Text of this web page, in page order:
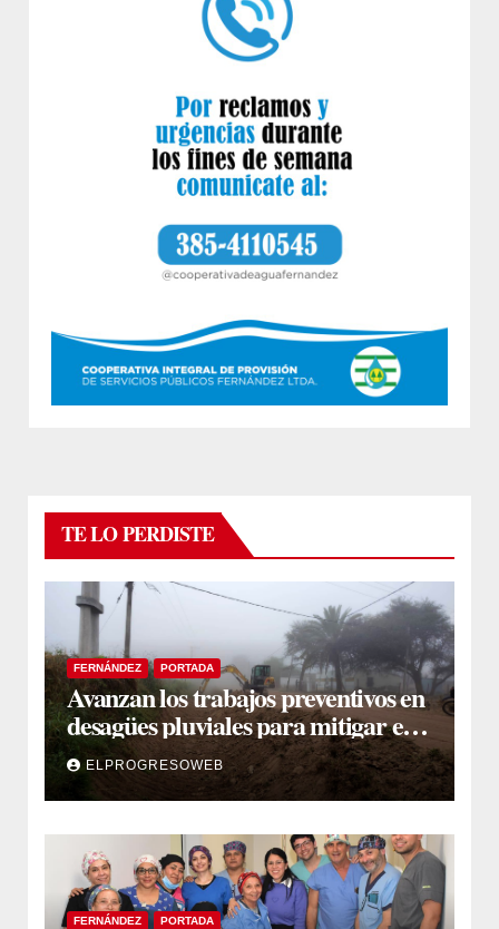
TE LO PERDISTE
FERNÁNDEZ PORTADA
Avanzan los trabajos preventivos en
desagües pluviales para mitigar el
impacto de la temporada de lluvias
ELPROGRESOWEB
FERNÁNDEZ PORTADA